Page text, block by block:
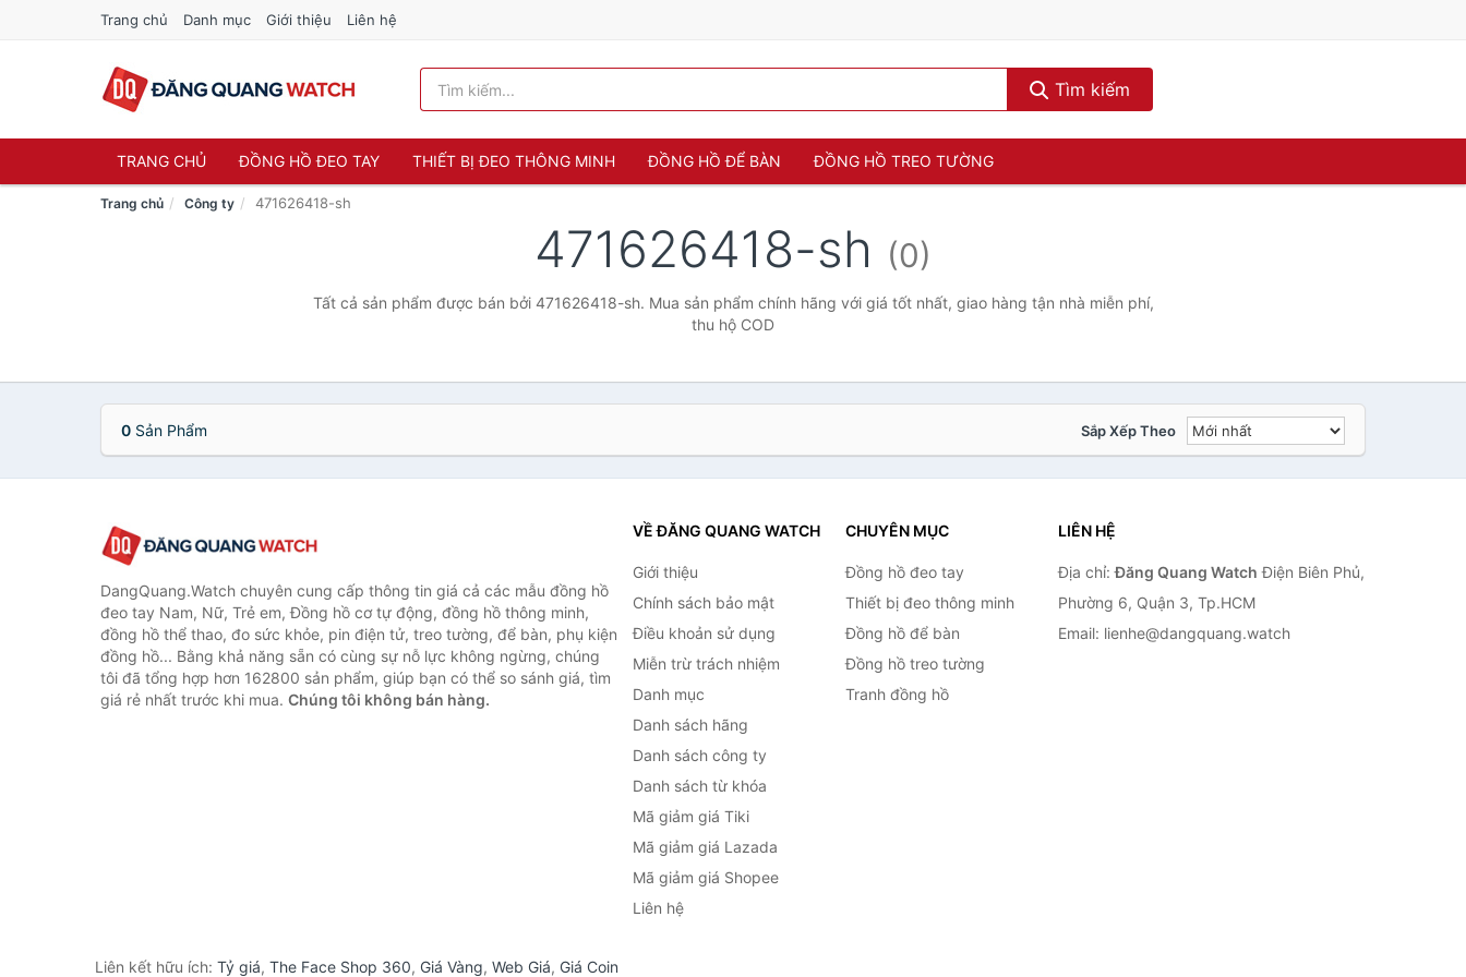
Trang chủ Danh mục Giới thiệu Liên hệ
Tìm kiếm
TRANG CHỦ ĐỒNG HỒ ĐEO TAY THIẾT BỊ ĐEO THÔNG MINH ĐỒNG HỒ ĐỂ BÀN ĐỒNG HỒ TREO TƯỜNG
Trang chủ Công ty 471626418-sh
471626418-sh (0)
Tất cả sản phẩm được bán bởi 471626418-sh. Mua sản phẩm chính hãng với giá tốt nhất, giao hàng tận nhà miễn phí,
thu hộ COD
0 Sản Phẩm Sắp Xếp Theo
DangQuang.Watch chuyên cung cấp thông tin giá cả các mẫu đồng hồ
đeo tay Nam, Nữ, Trẻ em, Đồng hồ cơ tự động, đồng hồ thông minh,
đồng hồ thể thao, đo sức khỏe, pin điện tử, treo tường, để bàn, phụ kiện
đồng hồ... Bằng khả năng sẵn có cùng sự nỗ lực không ngừng, chúng
tôi đã tổng hợp hơn 162800 sản phẩm, giúp bạn có thể so sánh giá, tìm
giá rẻ nhất trước khi mua. Chúng tôi không bán hàng.
VỀ ĐĂNG QUANG WATCH
Giới thiệu
Chính sách bảo mật
Điều khoản sử dụng
Miễn trừ trách nhiệm
Danh mục
Danh sách hãng
Danh sách công ty
Danh sách từ khóa
Mã giảm giá Tiki
Mã giảm giá Lazada
Mã giảm giá Shopee
Liên hệ
CHUYÊN MỤC
Đồng hồ đeo tay
Thiết bị đeo thông minh
Đồng hồ để bàn
Đồng hồ treo tường
Tranh đồng hồ
LIÊN HỆ
Địa chỉ:Đăng Quang Watch Điện Biên Phủ,
Phường 6, Quận 3, Tp.HCM
Email: lienhe@dangquang.watch
Liên kết hữu ích: Tỷ giá, The Face Shop 360, Giá Vàng, Web Giá, Giá Coin